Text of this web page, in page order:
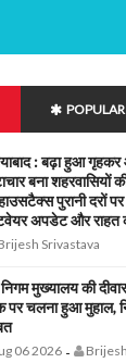
POPULAR
: बढ़ा हुआ गृहकर
बना शहरवासियों
पुरानी दरों
अपडेट और राहत
Srivastava
मुख्यालय की
चलना हुआ मुहाल,
06 2026-